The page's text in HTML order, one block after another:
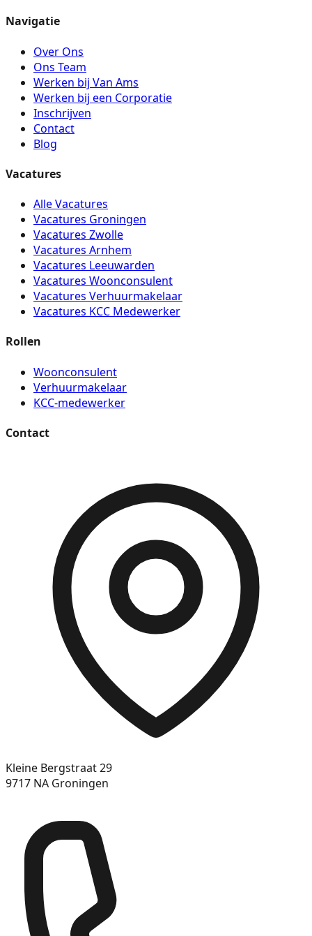
Navigatie
Over Ons
Ons Team
Werken bij Van Ams
Werken bij een Corporatie
Inschrijven
Contact
Blog
Vacatures
Alle Vacatures
Vacatures Groningen
Vacatures Zwolle
Vacatures Arnhem
Vacatures Leeuwarden
Vacatures Woonconsulent
Vacatures Verhuurmakelaar
Vacatures KCC Medewerker
Rollen
Woonconsulent
Verhuurmakelaar
KCC-medewerker
Contact
Kleine Bergstraat 29
9717 NA Groningen